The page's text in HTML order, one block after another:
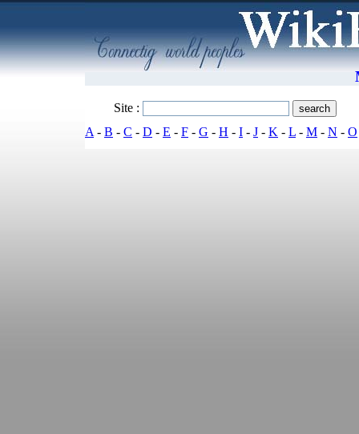
Site :
A - B - C - D - E - F - G - H - I - J - K - L - M - N - O